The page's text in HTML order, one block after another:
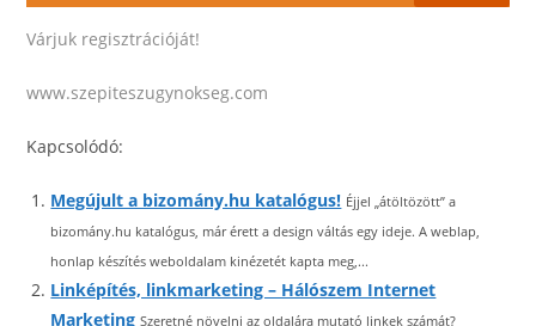
Várjuk regisztrációját!
www.szepiteszugynokseg.com
Kapcsolódó:
Megújult a bizomány.hu katalógus! Éjjel „átöltözött” a
bizomány.hu katalógus, már érett a design váltás egy ideje. A weblap,
honlap készítés weboldalam kinézetét kapta meg,...
Linképítés, linkmarketing – Hálószem Internet
Marketing Szeretné növelni az oldalára mutató linkek számát?